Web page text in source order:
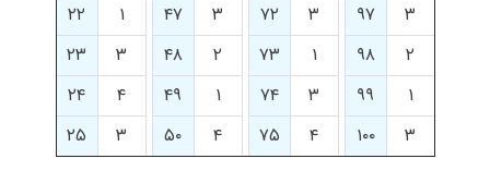
۳
۹۷ ۳ ۷۲ ۳ ۴۷ ۱
۲۲
۲
۹۸ ۱ ۷۳ ۲ ۴۸ ۳
۲۳
۱
۹۹ ۳ ۷۴ ۱ ۴۹ ۴
۲۴
۳
۱۰۰ ۴ ۷۵ ۴ ۵۰ ۳ ۲۵